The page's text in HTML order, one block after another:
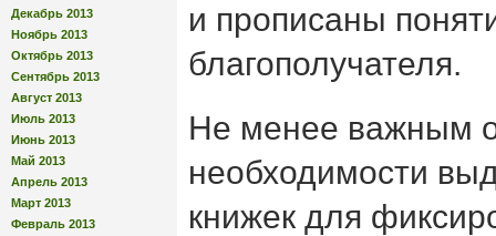
Декабрь 2013
Ноябрь 2013
Октябрь 2013
Сентябрь 2013
Август 2013
Июль 2013
Июнь 2013
Май 2013
Апрель 2013
Март 2013
Февраль 2013
и прописаны
благополучателя.
Не менее важным
необходимости
книжек для